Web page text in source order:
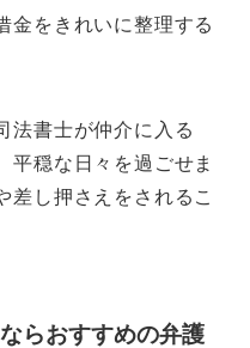
金をきれいに整理する
法書士が仲介に入る
平穏な日々を過ごせま
差し押さえをされるこ
らおすすめの弁護